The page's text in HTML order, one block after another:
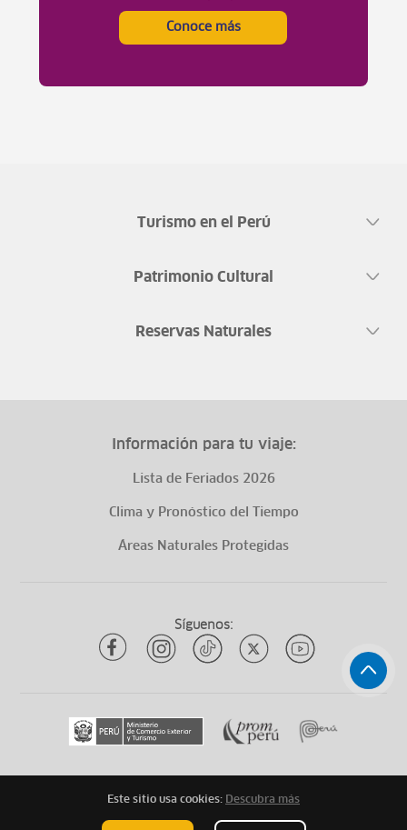
Conoce más
Turismo en el Perú
Patrimonio Cultural
Reservas Naturales
Información para tu viaje:
Lista de Feriados 2026
Clima y Pronóstico del Tiempo
Áreas Naturales Protegidas
Síguenos:
Todos los derechos reservadosytuqueplanes 2026
Este sitio usa cookies: Descubra más